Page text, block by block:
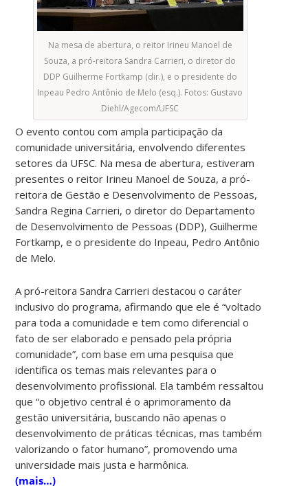
Na mesa de abertura, o reitor Irineu Manoel de
Souza, a pró-reitora Sandra Carrieri, o diretor do
DDP Guilherme Fortkamp (dir.), e o presidente do
Inpeau Pedro Antônio de Melo (esq.). Fotos: Gustavo
Diehl/Agecom/UFSC
O evento contou com ampla participação da
comunidade universitária, envolvendo diferentes
setores da UFSC. Na mesa de abertura, estiveram
presentes o reitor Irineu Manoel de Souza, a pró-
reitora de Gestão e Desenvolvimento de Pessoas,
Sandra Regina Carrieri, o diretor do Departamento
de Desenvolvimento de Pessoas (DDP), Guilherme
Fortkamp, e o presidente do Inpeau, Pedro Antônio
de Melo.
A pró-reitora Sandra Carrieri destacou o caráter
inclusivo do programa, afirmando que ele é “voltado
para toda a comunidade e tem como diferencial o
fato de ser elaborado e pensado pela própria
comunidade”, com base em uma pesquisa que
identifica os temas mais relevantes para o
desenvolvimento profissional. Ela também ressaltou
que “o objetivo central é o aprimoramento da
gestão universitária, buscando não apenas o
desenvolvimento de práticas técnicas, mas também
valorizando o fator humano”, promovendo uma
universidade mais justa e harmônica.
(mais…)